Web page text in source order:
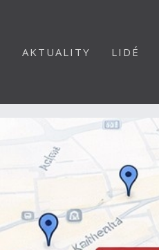
AKTUALITY LIDÉ